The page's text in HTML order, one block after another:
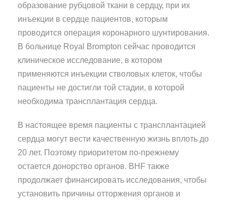
образование рубцовой ткани в сердцу, при их
инъекции в сердце пациентов, которым
проводится операция коронарного шунтирования.
В больнице Royal Brompton сейчас проводится
клиническое исследование, в котором
применяются инъекции стволовых клеток, чтобы
пациенты не достигли той стадии, в которой
необходима трансплантация сердца.
В настоящее время пациенты с трансплантацией
сердца могут вести качественную жизнь вплоть до
20 лет. Поэтому приоритетом по-прежнему
остается донорство органов. BHF также
продолжает финансировать исследования, чтобы
установить причины отторжения органов и